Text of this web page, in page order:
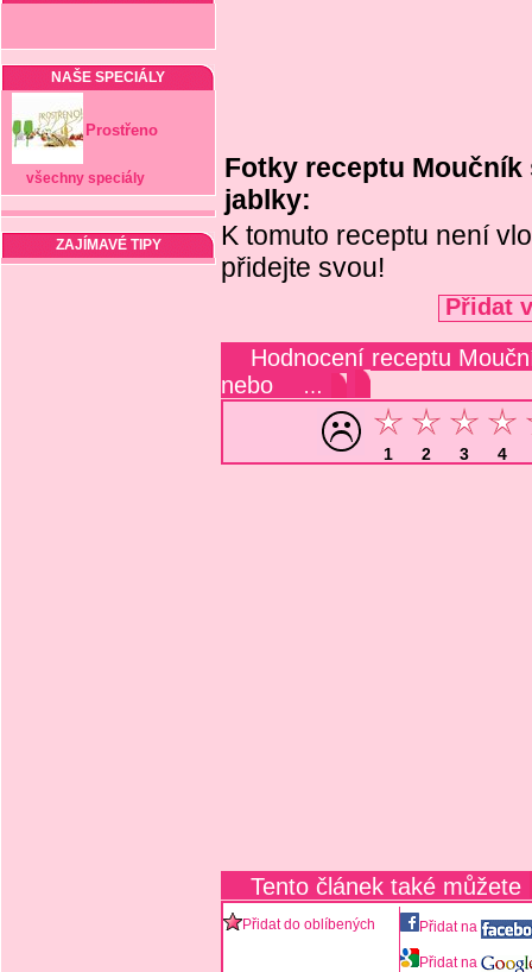
NAŠE SPECIÁLY
Prostřeno
všechny speciály
ZAJÍMAVÉ TIPY
Fotky receptu
jablky:
K tomuto receptu není
přidejte svou!
Přidat
Hodnocení receptu
nebo
…
1 2 3 4
Tento článek také můžete
Přidat do oblíbených Přidat na
Přidat na